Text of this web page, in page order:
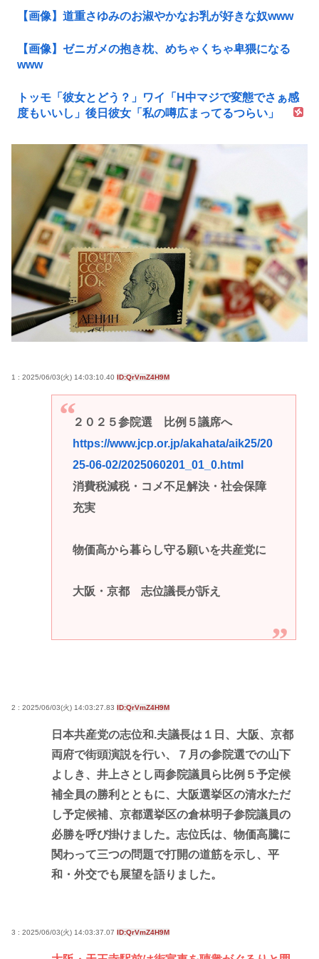
【画像】道重さゆみのお淑やかなお乳が好きな奴www
【画像】ゼニガメの抱き枕、めちゃくちゃ卑猥になる
www
トッモ「彼女とどう？」ワイ「H中マジで変態でさぁ感
度もいいし」後日彼女「私の噂広まってるつらい」
1 : 2025/06/03(火) 14:03:10.40 ID:QrVmZ4H9M
２０２５参院選 比例５議席へ
https://www.jcp.or.jp/akahata/aik25/20
25-06-02/2025060201_01_0.html
消費税減税・コメ不足解決・社会保障
充実
物価高から暮らし守る願いを共産党に
大阪・京都 志位議長が訴え
2 : 2025/06/03(火) 14:03:27.83 ID:QrVmZ4H9M
日本共産党の志位和.夫議長は１日、大阪、京都
両府で街頭演説を行い、７月の参院選での山下
よしき、井上さとし両参院議員ら比例５予定候
補全員の勝利とともに、大阪選挙区の清水ただ
し予定候補、京都選挙区の倉林明子参院議員の
必勝を呼び掛けました。志位氏は、物価高騰に
関わって三つの問題で打開の道筋を示し、平
和・外交でも展望を語りました。
3 : 2025/06/03(火) 14:03:37.07 ID:QrVmZ4H9M